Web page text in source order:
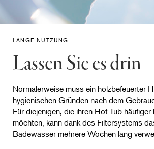
LANGE NUTZUNG
Lassen Sie es drin
Normalerweise muss ein holzbefeuerter
hygienischen Gründen nach dem
Für diejenigen, die ihren Hot Tub häufiger
möchten, kann dank des Filtersystems
Badewasser mehrere Wochen lang